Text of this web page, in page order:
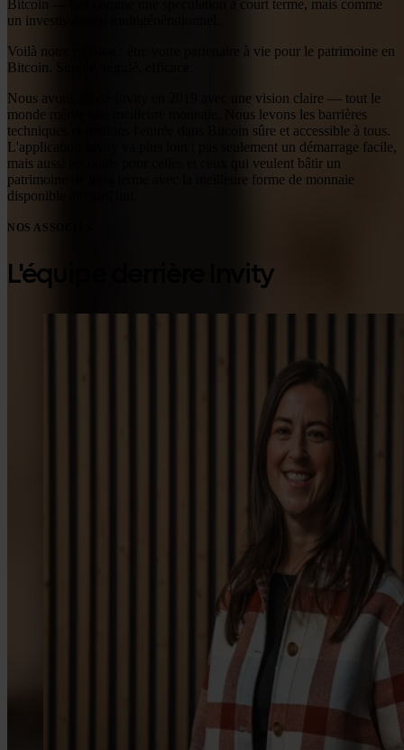
Bitcoin — pas comme une spéculation à court terme, mais comme
un investissement multigénérationnel.
Voilà notre mission : être votre partenaire à vie pour le patrimoine en
Bitcoin. Simple, régulé, efficace.
Nous avons fondé Invity en 2019 avec une vision claire — tout le
monde mérite une meilleure monnaie. Nous levons les barrières
techniques et rendons l'entrée dans Bitcoin sûre et accessible à tous.
L'application Invity va plus loin : pas seulement un démarrage facile,
mais aussi les outils pour celles et ceux qui veulent bâtir un
patrimoine de long terme avec la meilleure forme de monnaie
disponible aujourd'hui.
NOS ASSOCIÉS
L'équipe derrière Invity